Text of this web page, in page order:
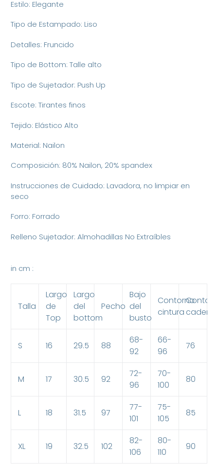
Estilo: Elegante
Tipo de Estampado: Liso
Detalles: Fruncido
Tipo de Bottom: Talle alto
Tipo de Sujetador: Push Up
Escote: Tirantes finos
Tejido: Elástico Alto
Material: Nailon
Composición: 80% Nailon, 20% spandex
Instrucciones de Cuidado: Lavadora, no limpiar en
seco
Forro: Forrado
Relleno Sujetador: Almohadillas No Extraíbles
in cm :
Talla
Largo
de
Top
Largo
del
bottom
Pecho
Bajo
del
busto
Contorno
cintura caderas
S 16 29.5 88
68-
92
66-
96
76
M 17 30.5 92
72-
96
70-
100
80
L 18 31.5 97
77-
101
75-
105
85
XL 19 32.5 102
82-
106
80-
110
90